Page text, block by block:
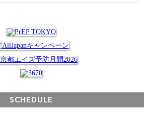
SCHEDULE